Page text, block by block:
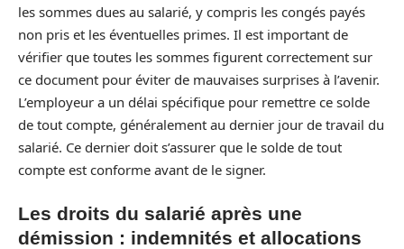
les sommes dues au salarié, y compris les congés payés
non pris et les éventuelles primes. Il est important de
vérifier que toutes les sommes figurent correctement sur
ce document pour éviter de mauvaises surprises à l’avenir.
L’employeur a un délai spécifique pour remettre ce solde
de tout compte, généralement au dernier jour de travail du
salarié. Ce dernier doit s’assurer que le solde de tout
compte est conforme avant de le signer.
Les droits du salarié après une
démission : indemnités et allocations